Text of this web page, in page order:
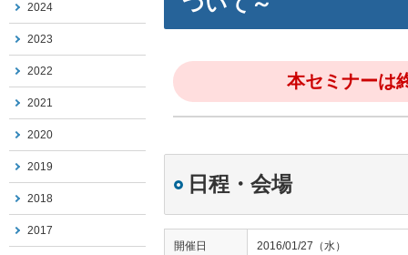
本セミナーは
日程・会場
開催日 2016/01/27（水）
2024
2023
2022
2021
2020
2019
2018
2017